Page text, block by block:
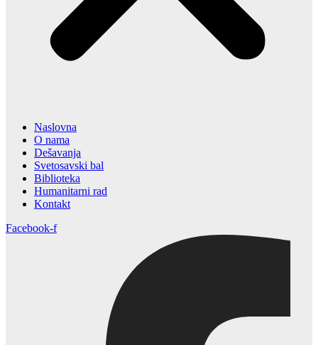
Naslovna
O nama
Dešavanja
Svetosavski bal
Biblioteka
Humanitarni rad
Kontakt
Facebook-f